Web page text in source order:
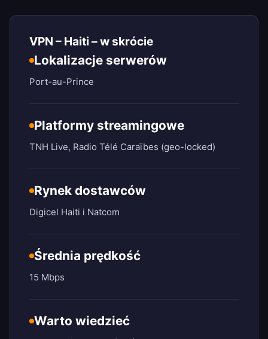
VPN – Haiti – w skrócie
Lokalizacje serwerów
Port-au-Prince
Platformy streamingowe
TNH Live, Radio Télé Caraïbes (geo-locked)
Rynek dostawców
Digicel Haiti i Natcom
Średnia prędkość
15 Mbps
Warto wiedzieć